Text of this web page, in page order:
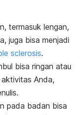
termasuk lengan,
juga bisa menjadi
sclerosis.
bisa ringan atau
Anda,
pada badan bisa